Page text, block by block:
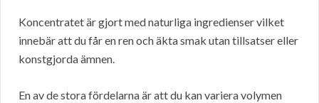
Koncentratet är gjort med naturliga ingredienser vilket
innebär att du får en ren och äkta smak utan tillsatser eller
konstgjorda ämnen.
En av de stora fördelarna är att du kan variera volymen